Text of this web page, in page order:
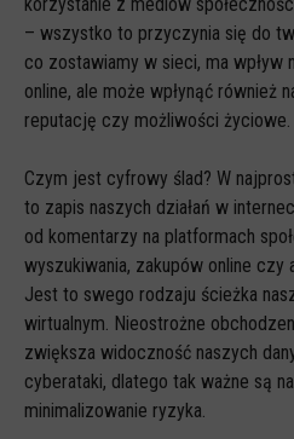
– wszystko to przyczynia się do
co zostawiamy w sieci, ma wpływ
online, ale może wpłynąć również
reputację czy możliwości życiowe.
Czym jest cyfrowy ślad? W
to zapis naszych działań w
od komentarzy na platformach
wyszukiwania, zakupów online czy
Jest to swego rodzaju ścieżka
wirtualnym. Nieostrożne
zwiększa widoczność naszych
cyberataki, dlatego tak ważne są
minimalizowanie ryzyka.
Infografiki
Badania i raporty
Gry
Nasze gry
LARP o dezinformacji "Koryntia"
Gra karciana o deinformacji
Gra planszowa o cyberhigienie
Kalambury z cyberhigieny
Kontakt
Dane teleadresowe